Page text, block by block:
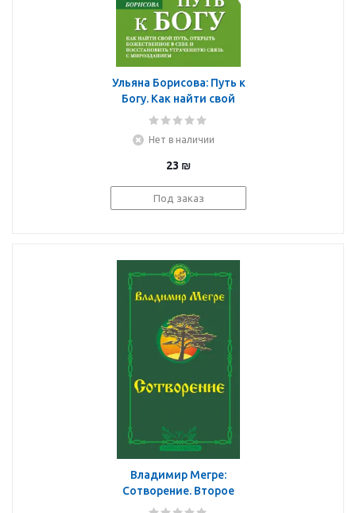
Ульяна Борисова: Путь к
Богу. Как найти свой
путь, открыть
восстановить
утраченную связь
Нет в наличии
23 ₪
Под заказ
Владимир Мегре:
Сотворение. Второе
издание